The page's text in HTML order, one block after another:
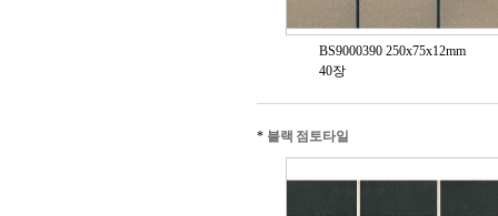
BS9000390 250x75x12mm
40장
* 블랙 점토타일